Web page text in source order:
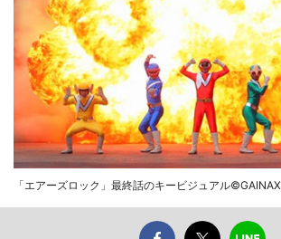
「エアーズロック」最終話のキービジュアル©GAINAX